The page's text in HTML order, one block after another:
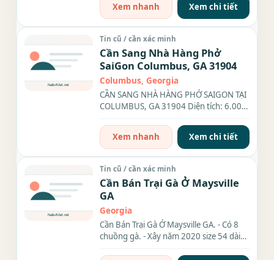
Xem nhanh
Xem chi tiết
Tin cũ / cần xác minh
Cần Sang Nhà Hàng Phở
SaiGon Columbus, GA 31904
Columbus, Georgia
CẦN SANG NHÀ HÀNG PHỞ SAIGON TẠI
COLUMBUS, GA 31904 Diện tích: 6.000
Xem nhanh
Xem chi tiết
Tin cũ / cần xác minh
Cần Bán Trại Gà Ở Maysville
GA
Georgia
Cần Bán Trại Gà Ở Maysville GA. - Có 8
chuồng gà. - Xây năm 2020 size 54 dài